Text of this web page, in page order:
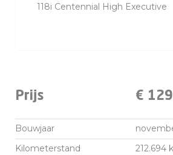
118i Centennial High Executive
Prijs €
Bouwjaar
Kilometerstand
212.694